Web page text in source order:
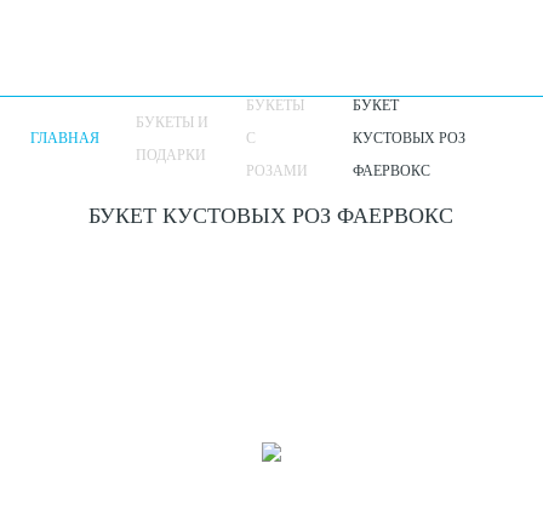
ГЛАВНАЯ
БУКЕТЫ И
ПОДАРКИ
БУКЕТЫ
С
РОЗАМИ
БУКЕТ
КУСТОВЫХ РОЗ
ФАЕРВОКС
БУКЕТ КУСТОВЫХ РОЗ ФАЕРВОКС